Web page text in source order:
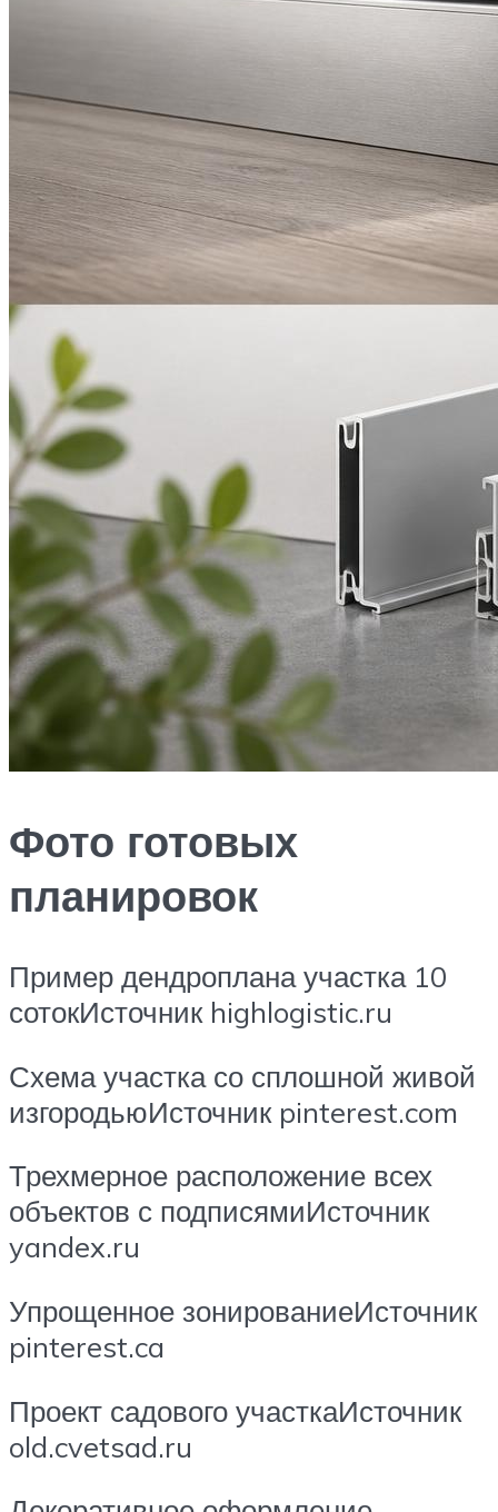
Фото готовых
планировок
Пример дендроплана участка 10
сотокИсточник highlogistic.ru
Схема участка со сплошной живой
изгородьюИсточник pinterest.com
Трехмерное расположение всех
объектов с подписямиИсточник
yandex.ru
Упрощенное зонированиеИсточник
pinterest.ca
Проект садового участкаИсточник
old.cvetsad.ru